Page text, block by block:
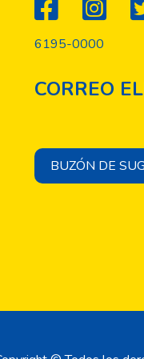
Todo con la
6195-0000
CORREO
BUZÓN DE